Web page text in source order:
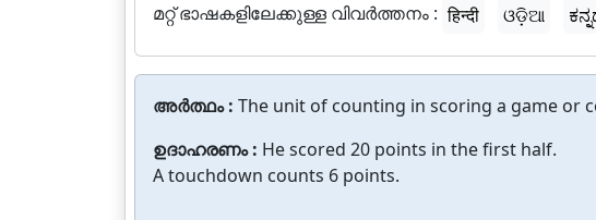
മറ്റ് ഭാഷകളിലേക്കുള്ള വിവർത്തനം : हिन्दी ଓଡ଼ିଆ
അർത്ഥം : The unit of counting in scoring a game or
ഉദാഹരണം : He scored 20 points in the first half.
A touchdown counts 6 points.